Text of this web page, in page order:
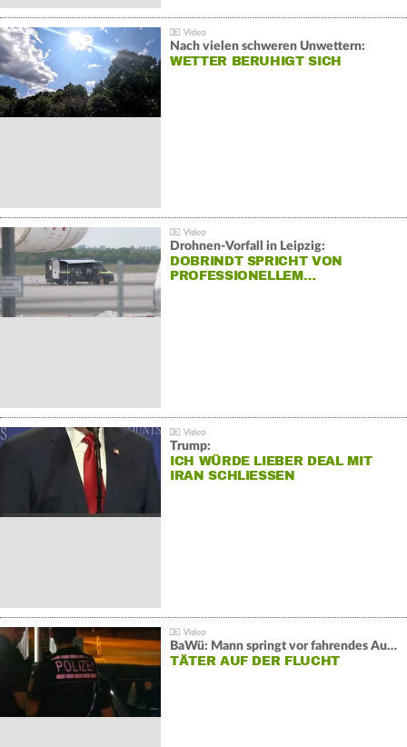
Nach vielen schweren Unwettern:
WETTER BERUHIGT SICH
Drohnen-Vorfall in Leipzig:
DOBRINDT SPRICHT VON
PROFESSIONELLEM…
Trump:
ICH WÜRDE LIEBER DEAL MIT
IRAN SCHLIESSEN
BaWü: Mann springt vor fahrendes Auto und schießt
TÄTER AUF DER FLUCHT